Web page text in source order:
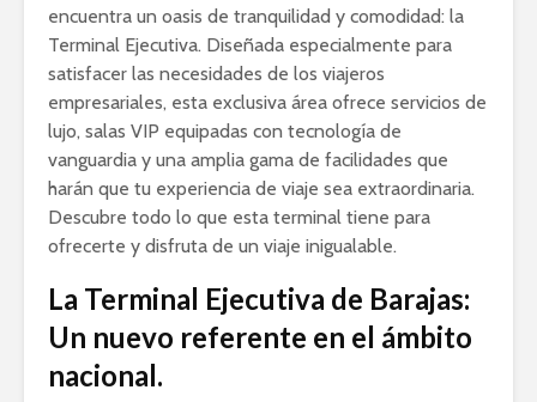
encuentra un oasis de tranquilidad y comodidad: la
Terminal Ejecutiva. Diseñada especialmente para
satisfacer las necesidades de los viajeros
empresariales, esta exclusiva área ofrece servicios de
lujo, salas VIP equipadas con tecnología de
vanguardia y una amplia gama de facilidades que
harán que tu experiencia de viaje sea extraordinaria.
Descubre todo lo que esta terminal tiene para
ofrecerte y disfruta de un viaje inigualable.
La Terminal Ejecutiva de Barajas:
Un nuevo referente en el ámbito
nacional.